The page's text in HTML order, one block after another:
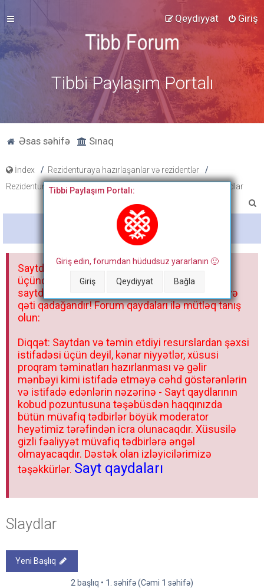
Giriş
Qeydiyyat
Tibbi Paylaşım Portalı
Əsas səhifə Sınaq
İndex
Rezidenturaya hazırlaşanlar və rezidentlər
Rezidentura hazırlıq materialları
Slaydlar
a
Bitdi
Tibbi Paylaşım Portalı:
Giriş edin, forumdan hüdudsuz yararlanın 🙂
Giriş Qeydiyyat Bağla
Saytdakı materiallar yalnız fərdi istifadəniz
üçündür. Materialları istisnasız heç bir qrupda,
saytda və sosial şəbəkədə paylaşmaq olmaz və
qəti qadağandır! Forum qaydaları ilə mütləq tanış
olun:
Diqqət: Saytdan və təmin etdiyi resurslardan şəxsi
istifadəsi üçün deyil, kənar niyyətlər, xüsusi
proqram təminatları hazırlanması və gəlir
mənbəyi kimi istifadə etməyə cəhd göstərənlərin
və istifadə edənlərin nəzərinə - Sayt qaydlarının
kobud pozuntusuna təşəbüsdən haqqınızda
bütün müvafiq tədbirlər böyük moderator
heyətimiz tərəfindən icra olunacaqdır. Xüsusilə
gizli fəaliyyət müvafiq tədbirlərə əngəl
olmayacaqdır. Dəstək olan izləyicilərimizə
təşəkkürlər. Sayt qaydaları
Slaydlar
Yeni Başlıq
2 başlıq • 1 . səhifə (Cəmi 1 səhifə)